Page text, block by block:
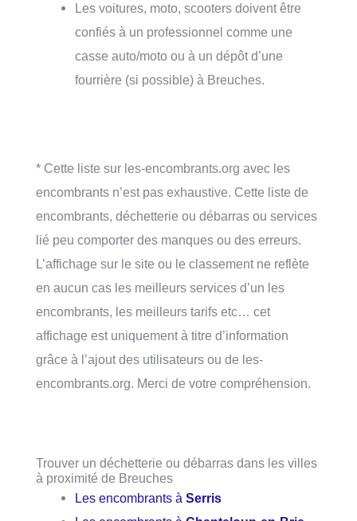
Les voitures, moto, scooters doivent être
confiés à un professionnel comme une
casse auto/moto ou à un dépôt d’une
fourrière (si possible) à Breuches.
* Cette liste sur les-encombrants.org avec les
encombrants n’est pas exhaustive. Cette liste de
encombrants, déchetterie ou débarras ou services
lié peu comporter des manques ou des erreurs.
L’affichage sur le site ou le classement ne reflète
en aucun cas les meilleurs services d’un les
encombrants, les meilleurs tarifs etc… cet
affichage est uniquement à titre d’information
grâce à l’ajout des utilisateurs ou de les-
encombrants.org. Merci de votre compréhension.
Trouver un déchetterie ou débarras dans les villes
à proximité de Breuches
Les encombrants àSerris